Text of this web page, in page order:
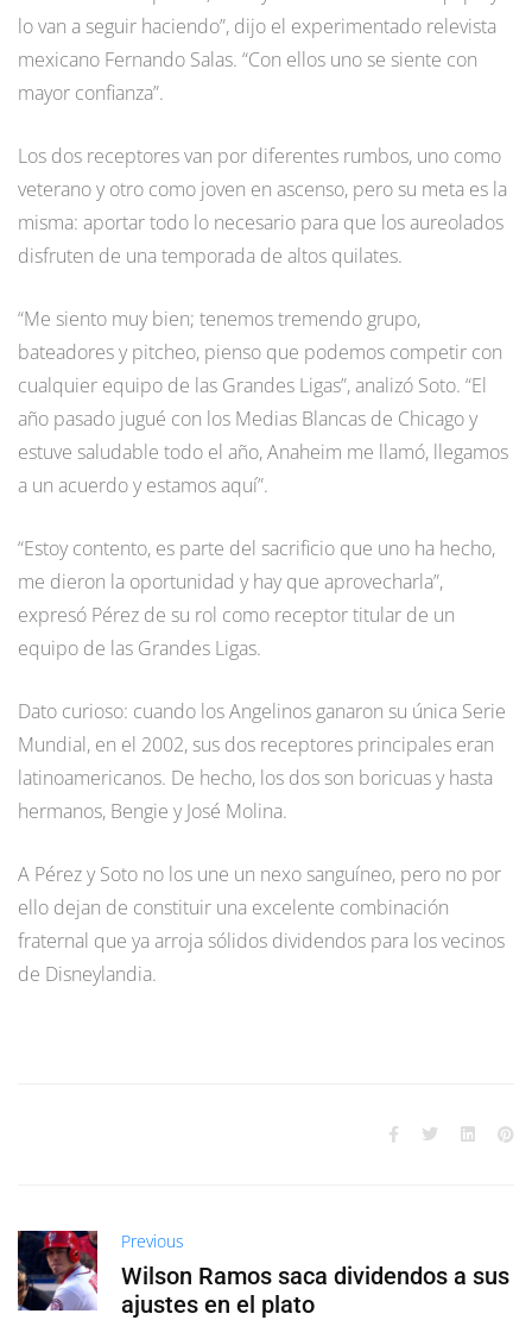
lo van a seguir haciendo”, dijo el experimentado relevista
mexicano Fernando Salas. “Con ellos uno se siente con
mayor confianza”.
Los dos receptores van por diferentes rumbos, uno como
veterano y otro como joven en ascenso, pero su meta es la
misma: aportar todo lo necesario para que los aureolados
disfruten de una temporada de altos quilates.
“Me siento muy bien; tenemos tremendo grupo,
bateadores y pitcheo, pienso que podemos competir con
cualquier equipo de las Grandes Ligas”, analizó Soto. “El
año pasado jugué con los Medias Blancas de Chicago y
estuve saludable todo el año, Anaheim me llamó, llegamos
a un acuerdo y estamos aquí”.
“Estoy contento, es parte del sacrificio que uno ha hecho,
me dieron la oportunidad y hay que aprovecharla”,
expresó Pérez de su rol como receptor titular de un
equipo de las Grandes Ligas.
Dato curioso: cuando los Angelinos ganaron su única Serie
Mundial, en el 2002, sus dos receptores principales eran
latinoamericanos. De hecho, los dos son boricuas y hasta
hermanos, Bengie y José Molina.
A Pérez y Soto no los une un nexo sanguíneo, pero no por
ello dejan de constituir una excelente combinación
fraternal que ya arroja sólidos dividendos para los vecinos
de Disneylandia.
Previous
Wilson Ramos saca dividendos a sus
ajustes en el plato